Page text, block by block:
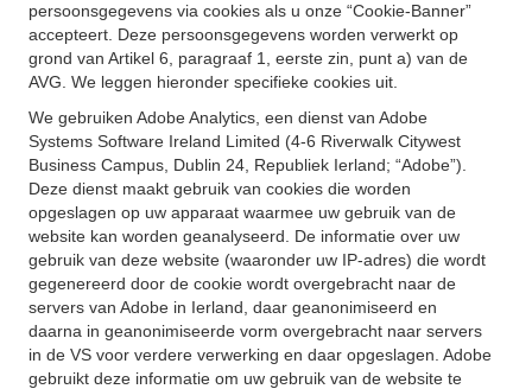
persoonsgegevens via cookies als u onze “Cookie-Banner”
accepteert. Deze persoonsgegevens worden verwerkt op
grond van Artikel 6, paragraaf 1, eerste zin, punt a) van de
AVG. We leggen hieronder specifieke cookies uit.
We gebruiken Adobe Analytics, een dienst van Adobe
Systems Software Ireland Limited (4-6 Riverwalk Citywest
Business Campus, Dublin 24, Republiek Ierland; “Adobe”).
Deze dienst maakt gebruik van cookies die worden
opgeslagen op uw apparaat waarmee uw gebruik van de
website kan worden geanalyseerd. De informatie over uw
gebruik van deze website (waaronder uw IP-adres) die wordt
gegenereerd door de cookie wordt overgebracht naar de
servers van Adobe in Ierland, daar geanonimiseerd en
daarna in geanonimiseerde vorm overgebracht naar servers
in de VS voor verdere verwerking en daar opgeslagen. Adobe
gebruikt deze informatie om uw gebruik van de website te